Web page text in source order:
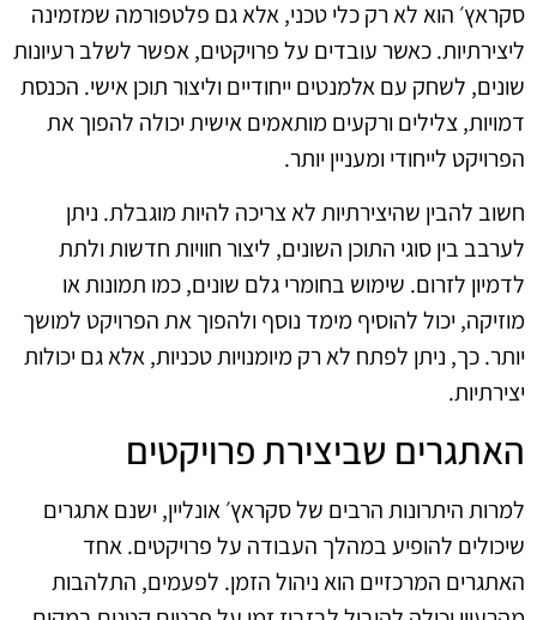
סקראץ׳ הוא לא רק כלי טכני, אלא גם פלטפורמה שמזמינה
ליצירתיות. כאשר עובדים על פרויקטים, אפשר לשלב רעיונות
שונים, לשחק עם אלמנטים ייחודיים וליצור תוכן אישי. הכנסת
דמויות, צלילים ורקעים מותאמים אישית יכולה להפוך את
הפרויקט לייחודי ומעניין יותר.
חשוב להבין שהיצירתיות לא צריכה להיות מוגבלת. ניתן
לערבב בין סוגי התוכן השונים, ליצור חוויות חדשות ולתת
לדמיון לזרום. שימוש בחומרי גלם שונים, כמו תמונות או
מוזיקה, יכול להוסיף מימד נוסף ולהפוך את הפרויקט למושך
יותר. כך, ניתן לפתח לא רק מיומנויות טכניות, אלא גם יכולות
יצירתיות.
האתגרים שביצירת פרויקטים
למרות היתרונות הרבים של סקראץ׳ אונליין, ישנם אתגרים
שיכולים להופיע במהלך העבודה על פרויקטים. אחד
האתגרים המרכזיים הוא ניהול הזמן. לפעמים, התלהבות